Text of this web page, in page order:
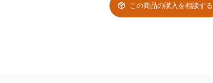
この商品の購入を相談する